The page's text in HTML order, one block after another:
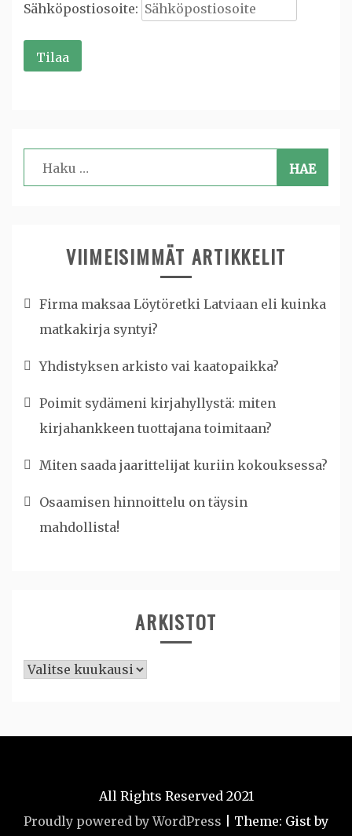
Sähköpostiosoite:
Haku:
VIIMEISIMMÄT ARTIKKELIT
Firma maksaa Löytöretki Latviaan eli kuinka
matkakirja syntyi?
Yhdistyksen arkisto vai kaatopaikka?
Poimit sydämeni kirjahyllystä: miten
kirjahankkeen tuottajana toimitaan?
Miten saada jaarittelijat kuriin kokouksessa?
Osaamisen hinnoittelu on täysin
mahdollista!
ARKISTOT
Arkistot
All Rights Reserved 2021
Proudly powered by WordPress
Theme: Gist by